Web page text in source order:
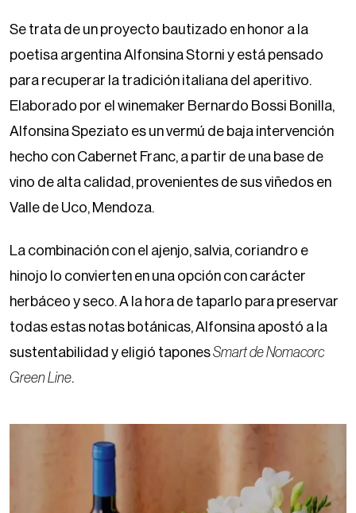
Se trata de un proyecto bautizado en honor a la
poetisa argentina Alfonsina Storni y está pensado
para recuperar la tradición italiana del aperitivo.
Elaborado por el winemaker Bernardo Bossi Bonilla,
Alfonsina Speziato es un vermú de baja intervención
hecho con Cabernet Franc, a partir de una base de
vino de alta calidad, provenientes de sus viñedos en
Valle de Uco, Mendoza.
La combinación con el ajenjo, salvia, coriandro e
hinojo lo convierten en una opción con carácter
herbáceo y seco. A la hora de taparlo para preservar
todas estas notas botánicas, Alfonsina apostó a la
sustentabilidad y eligió taponesSmart de Nomacorc
Green Line.